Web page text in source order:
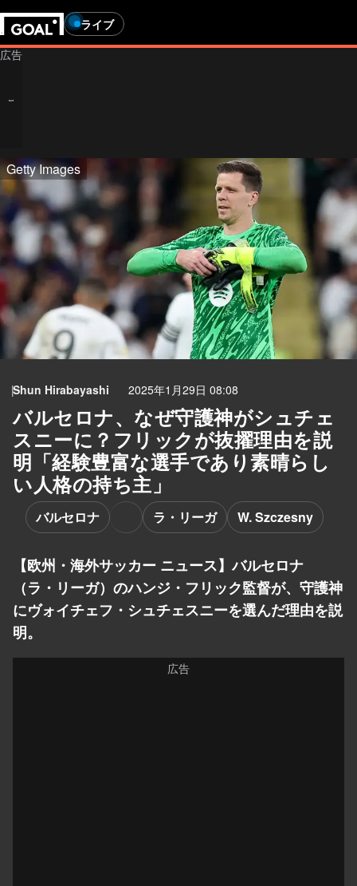
ライブ
Getty Images
Shun Hirabayashi 2025年1月29日 08:08
バルセロナ、なぜ守護神がシュチェ
スニーに？フリックが抜擢理由を説
明「経験豊富な選手であり素晴らし
い人格の持ち主」
バルセロナ ラ・リーガ W. Szczesny
【欧州・海外サッカー ニュース】バルセロナ
（ラ・リーガ）のハンジ・フリック監督が、守護神
にヴォイチェフ・シュチェスニーを選んだ理由を説
明。